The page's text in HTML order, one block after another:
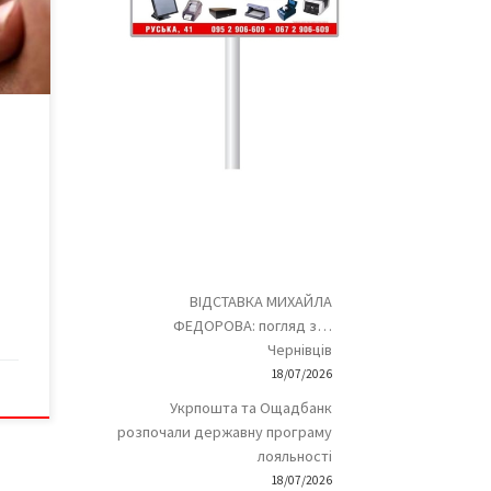
ВІДСТАВКА МИХАЙЛА
ФЕДОРОВА: погляд з…
Чернівців
18/07/2026
Укрпошта та Ощадбанк
розпочали державну програму
лояльності
18/07/2026